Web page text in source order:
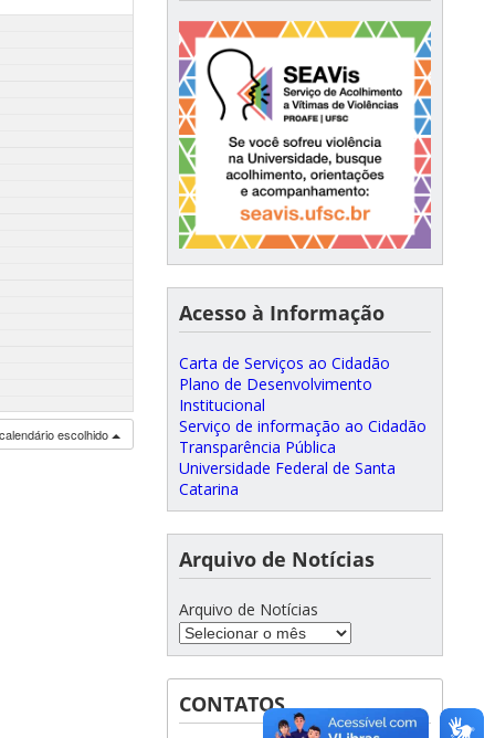
escolhido
Acesso à Informação
Carta de Serviços ao Cidadão
Plano de Desenvolvimento
Institucional
Serviço de informação ao Cidadão
Transparência Pública
Universidade Federal de Santa
Catarina
Arquivo de Notícias
Arquivo de Notícias
CONTATOS